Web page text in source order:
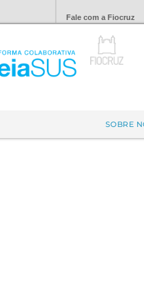
Fale com a Fiocruz
SOBRE